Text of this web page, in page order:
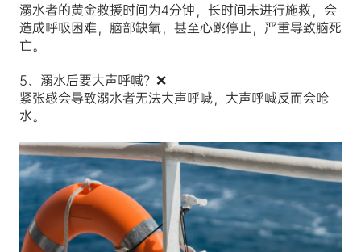
溺水者的黄金救援时间为4分钟，长时间未进行施救，会
造成呼吸困难，脑部缺氧，甚至心跳停止，严重导致脑死
亡。
5、溺水后要大声呼喊？❌
紧张感会导致溺水者无法大声呼喊，大声呼喊反而会呛
水。